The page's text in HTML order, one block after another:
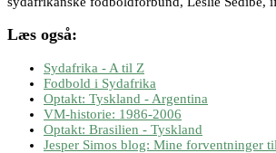
Læs også:
Sydafrika - A til Z
Fodbold i Sydafrika
Optakt: Tyskland - Argentina
VM-historie: 1986-2006
Optakt: Brasilien - Tyskland
Jesper Simos blog: Mine forventninger